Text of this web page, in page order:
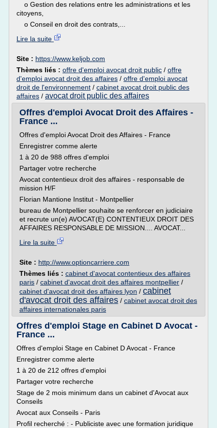
o Gestion des relations entre les administrations et les
citoyens,
o Conseil en droit des contrats,...
Lire la suite
Site : https://www.keljob.com
Thèmes liés : offre d'emploi avocat droit public / offre
d'emploi avocat droit des affaires / offre d'emploi avocat
droit de l'environnement / cabinet avocat droit public des
affaires / avocat droit public des affaires
Offres d'emploi Avocat Droit des Affaires -
France ...
Offres d'emploi Avocat Droit des Affaires - France
Enregistrer comme alerte
1 à 20 de 988 offres d'emploi
Partager votre recherche
Avocat contentieux droit des affaires - responsable de
mission H/F
Florian Mantione Institut - Montpellier
bureau de Montpellier souhaite se renforcer en judiciaire
et recrute un(e) AVOCAT(E) CONTENTIEUX DROIT DES
AFFAIRES RESPONSABLE DE MISSION.... AVOCAT...
Lire la suite
Site : http://www.optioncarriere.com
Thèmes liés : cabinet d'avocat contentieux des affaires
paris / cabinet d'avocat droit des affaires montpellier /
cabinet d'avocat droit des affaires lyon / cabinet
d'avocat droit des affaires / cabinet avocat droit des
affaires internationales paris
Offres d'emploi Stage en Cabinet D Avocat -
France ...
Offres d'emploi Stage en Cabinet D Avocat - France
Enregistrer comme alerte
1 à 20 de 212 offres d'emploi
Partager votre recherche
Stage de 2 mois minimum dans un cabinet d'Avocat aux
Conseils
Avocat aux Conseils - Paris
Profil recherché : - Publiciste avec une formation juridique